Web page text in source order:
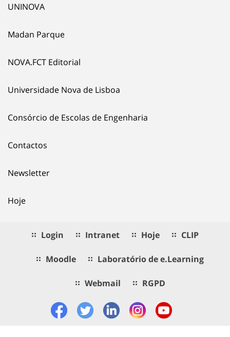
UNINOVA
Madan Parque
NOVA.FCT Editorial
Universidade Nova de Lisboa
Consórcio de Escolas de Engenharia
Contactos
Newsletter
Hoje
Login Intranet Hoje CLIP
Moodle Laboratório de e.Learning
Webmail RGPD